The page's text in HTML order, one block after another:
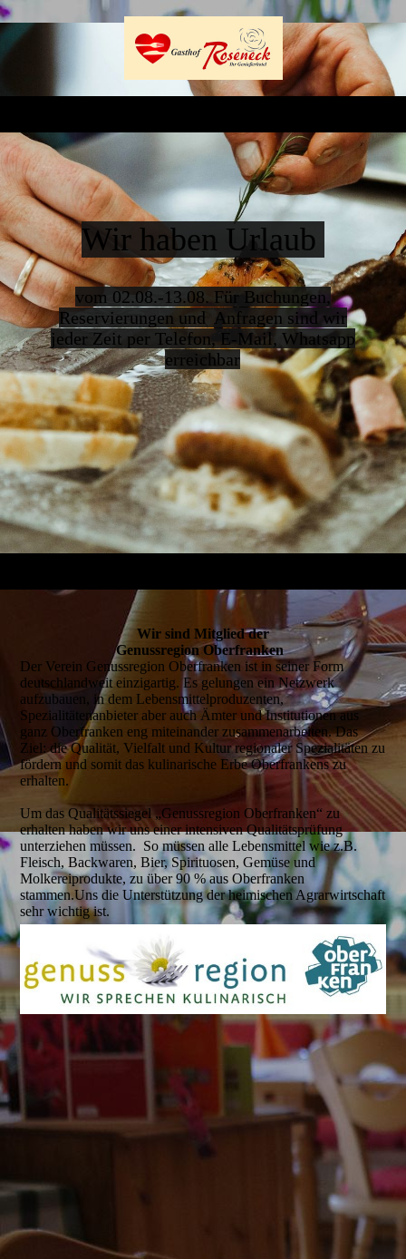
Wir haben Urlaub
vom 02.08.-13.08. Für Buchungen,
Reservierungen und Anfragen sind wir
jeder Zeit per Telefon, E-Mail, Whatsapp
erreichbar
Wir sind Mitglied der
Genussregion Oberfranken
Der Verein Genussregion Oberfranken ist in seiner Form
deutschlandweit einzigartig. Es gelungen ein Netzwerk
aufzubauen, in dem Lebensmittelproduzenten,
Spezialitätenanbieter aber auch Ämter und Institutionen aus
ganz Oberfranken eng miteinander zusammenarbeiten. Das
Ziel: die Qualität, Vielfalt und Kultur regionaler Spezialitäten zu
fördern und somit das kulinarische Erbe Oberfrankens zu
erhalten.
Um das Qualitätssiegel „Genussregion Oberfranken“ zu
erhalten haben wir uns einer intensiven Qualitätsprüfung
unterziehen müssen. So müssen alle Lebensmittel wie z.B.
Fleisch, Backwaren, Bier, Spirituosen, Gemüse und
Molkereiprodukte, zu über 90 % aus Oberfranken
stammen.Uns die Unterstützung der heimischen Agrarwirtschaft
sehr wichtig ist.